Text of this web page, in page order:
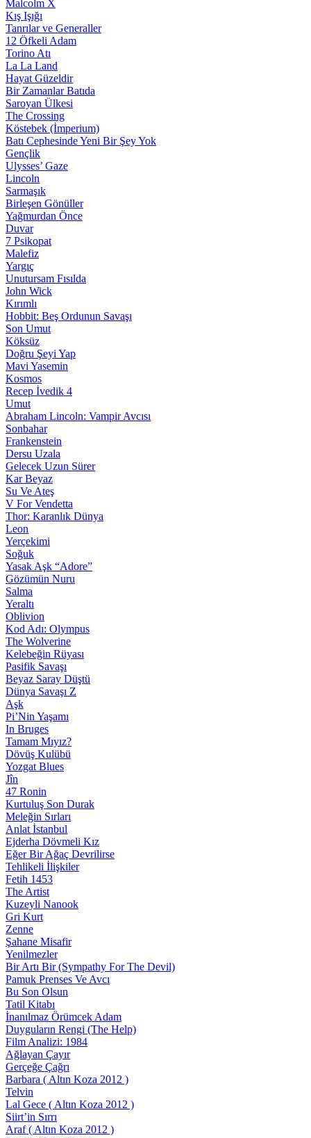
Malcolm X
Kış Işığı
Tanrılar ve Generaller
12 Öfkeli Adam
Torino Atı
La La Land
Hayat Güzeldir
Bir Zamanlar Batıda
Saroyan Ülkesi
The Crossing
Köstebek (İmperium)
Batı Cephesinde Yeni Bir Şey Yok
Gençlik
Ulysses’ Gaze
Lincoln
Sarmaşık
Birleşen Gönüller
Yağmurdan Önce
Duvar
7 Psikopat
Malefiz
Yargıç
Unutursam Fısılda
John Wick
Kırımlı
Hobbit: Beş Ordunun Savaşı
Son Umut
Köksüz
Doğru Şeyi Yap
Mavi Yasemin
Kosmos
Recep İvedik 4
Umut
Abraham Lincoln: Vampir Avcısı
Sonbahar
Frankenstein
Dersu Uzala
Gelecek Uzun Sürer
Kar Beyaz
Su Ve Ateş
V For Vendetta
Thor: Karanlık Dünya
Leon
Yerçekimi
Soğuk
Yasak Aşk “Adore”
Gözümün Nuru
Salma
Yeraltı
Oblivion
Kod Adı: Olympus
The Wolverine
Kelebeğin Rüyası
Pasifik Savaşı
Beyaz Saray Düştü
Dünya Savaşı Z
Aşk
Pi’Nin Yaşamı
In Bruges
Tamam Mıyız?
Dövüş Kulübü
Yozgat Blues
Jîn
47 Ronin
Kurtuluş Son Durak
Meleğin Sırları
Anlat İstanbul
Ejderha Dövmeli Kız
Eğer Bir Ağaç Devrilirse
Tehlikeli İlişkiler
Fetih 1453
The Artist
Kuzeyli Nanook
Gri Kurt
Zenne
Şahane Misafir
Yenilmezler
Bir Artı Bir (Sympathy For The Devil)
Pamuk Prenses Ve Avcı
Bu Son Olsun
Tatil Kitabı
İnanılmaz Örümcek Adam
Duyguların Rengi (The Help)
Film Analizi: 1984
Ağlayan Çayır
Gerçeğe Çağrı
Barbara ( Altın Koza 2012 )
Telvin
Lal Gece ( Altın Koza 2012 )
Siirt’in Sırrı
Araf ( Altın Koza 2012 )